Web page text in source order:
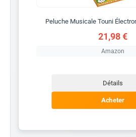
Peluche Musicale Touni
21,98 €
Amazon
Détails
Acheter